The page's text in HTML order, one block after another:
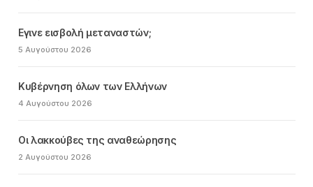
Εγινε εισβολή μεταναστών;
5 Αυγούστου 2026
Κυβέρνηση όλων των Ελλήνων
4 Αυγούστου 2026
Οι λακκούβες της αναθεώρησης
2 Αυγούστου 2026